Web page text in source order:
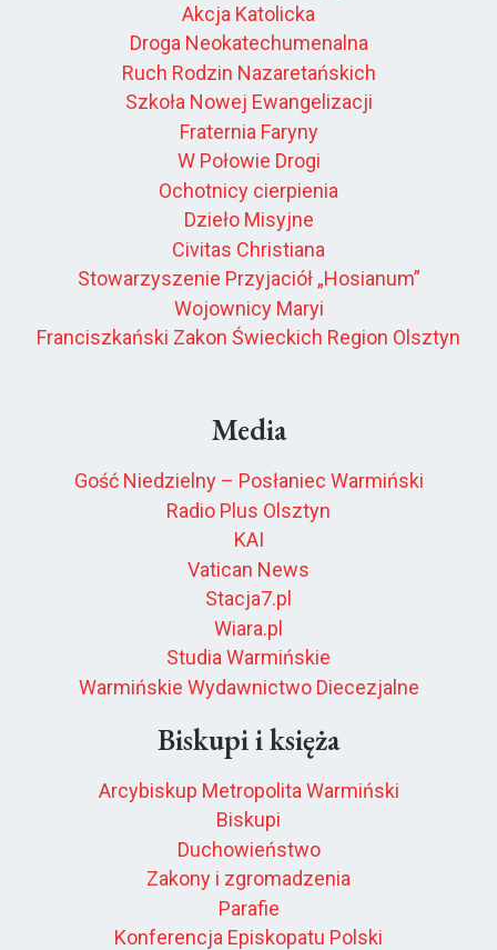
Akcja Katolicka
Droga Neokatechumenalna
Ruch Rodzin Nazaretańskich
Szkoła Nowej Ewangelizacji
Fraternia Faryny
W Połowie Drogi
Ochotnicy cierpienia
Dzieło Misyjne
Civitas Christiana
Stowarzyszenie Przyjaciół „Hosianum”
Wojownicy Maryi
Franciszkański Zakon Świeckich Region Olsztyn
Media
Gość Niedzielny – Posłaniec Warmiński
Radio Plus Olsztyn
KAI
Vatican News
Stacja7.pl
Wiara.pl
Studia Warmińskie
Warmińskie Wydawnictwo Diecezjalne
Biskupi i księża
Arcybiskup Metropolita Warmiński
Biskupi
Duchowieństwo
Zakony i zgromadzenia
Parafie
Konferencja Episkopatu Polski